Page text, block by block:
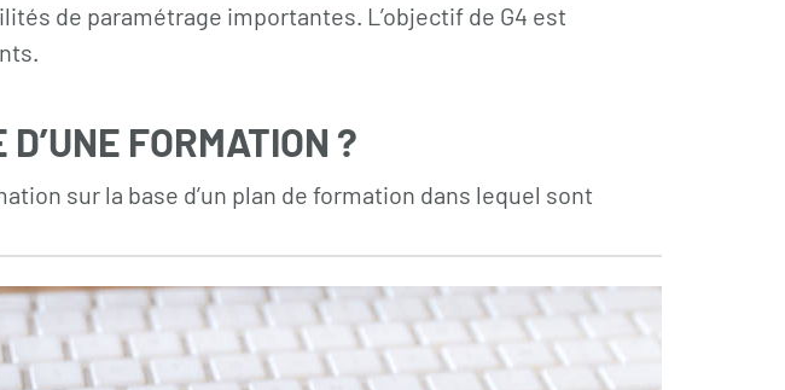
de paramétrage importantes. L’objectif de G4 est
FORMATION ?
sur la base d’un plan de formation dans lequel sont